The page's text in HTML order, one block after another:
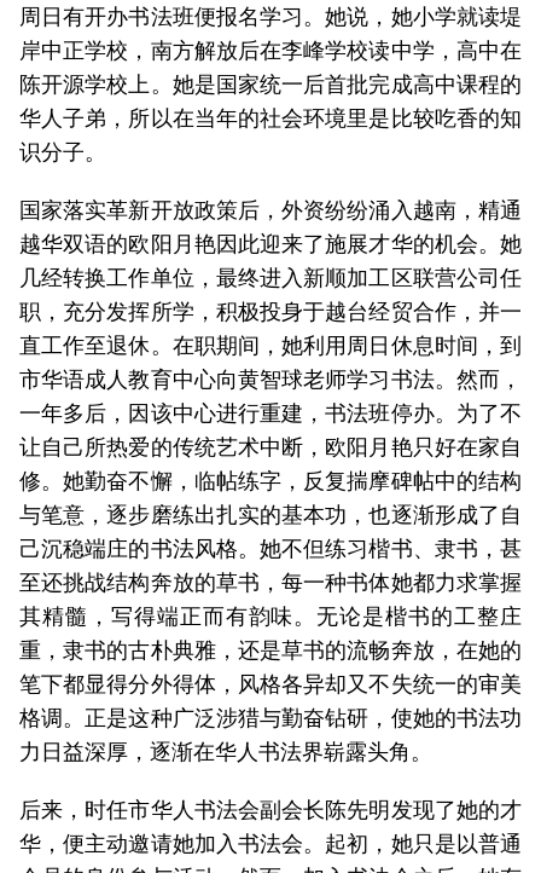
周日有开办书法班便报名学习。她说，她小学就读堤
岸中正学校，南方解放后在李峰学校读中学，高中在
陈开源学校上。她是国家统一后首批完成高中课程的
华人子弟，所以在当年的社会环境里是比较吃香的知
识分子。
国家落实革新开放政策后，外资纷纷涌入越南，精通
越华双语的欧阳月艳因此迎来了施展才华的机会。她
几经转换工作单位，最终进入新顺加工区联营公司任
职，充分发挥所学，积极投身于越台经贸合作，并一
直工作至退休。在职期间，她利用周日休息时间，到
市华语成人教育中心向黄智球老师学习书法。然而，
一年多后，因该中心进行重建，书法班停办。为了不
让自己所热爱的传统艺术中断，欧阳月艳只好在家自
修。她勤奋不懈，临帖练字，反复揣摩碑帖中的结构
与笔意，逐步磨练出扎实的基本功，也逐渐形成了自
己沉稳端庄的书法风格。她不但练习楷书、隶书，甚
至还挑战结构奔放的草书，每一种书体她都力求掌握
其精髓，写得端正而有韵味。无论是楷书的工整庄
重，隶书的古朴典雅，还是草书的流畅奔放，在她的
笔下都显得分外得体，风格各异却又不失统一的审美
格调。正是这种广泛涉猎与勤奋钻研，使她的书法功
力日益深厚，逐渐在华人书法界崭露头角。
后来，时任市华人书法会副会长陈先明发现了她的才
华，便主动邀请她加入书法会。起初，她只是以普通